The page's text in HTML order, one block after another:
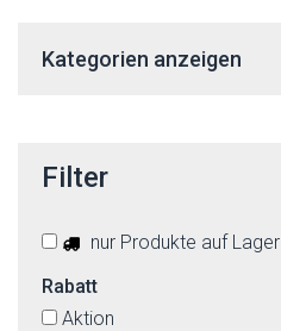
Kategorien anzeigen
Filter
nur Produkte auf Lager
Rabatt
Aktion